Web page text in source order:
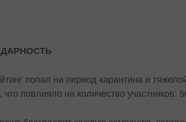
попал на период карантина и
что повлияло на количество участников: